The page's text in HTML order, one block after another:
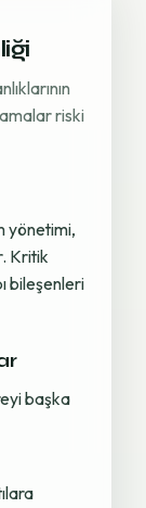
riski
yönetimi,
Kritik
bileşenleri
başka